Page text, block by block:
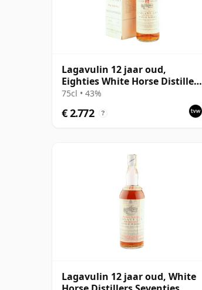
Lagavulin 12 jaar oud,
Eighties White Horse Distillers
Bottling with Box
75cl • 43%
€ 2.772 ?
Lagavulin 12 jaar oud, White